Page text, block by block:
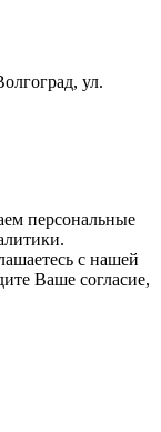
ул.
персональные
с нашей
Ваше согласие,